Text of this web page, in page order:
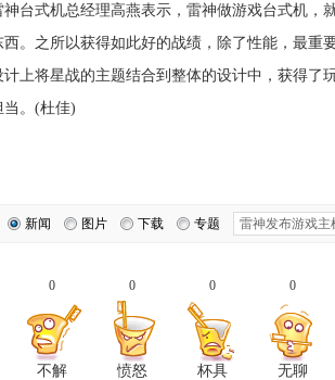
式机总经理高燕表示，雷神做游戏台式机，
西。之所以获得如此好的战绩，除了性能，最重
上将星战的主题结合到整体的设计中，获得了
当。(杜佳)
新闻 图片 下载 专题
0
不解
0
愤怒
0
杯具
0
无聊